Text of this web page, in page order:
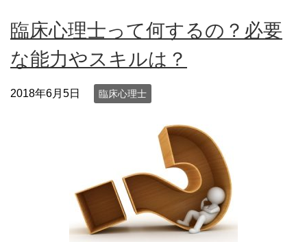
臨床心理士って何するの？必要
な能力やスキルは？
2018年6月5日 臨床心理士